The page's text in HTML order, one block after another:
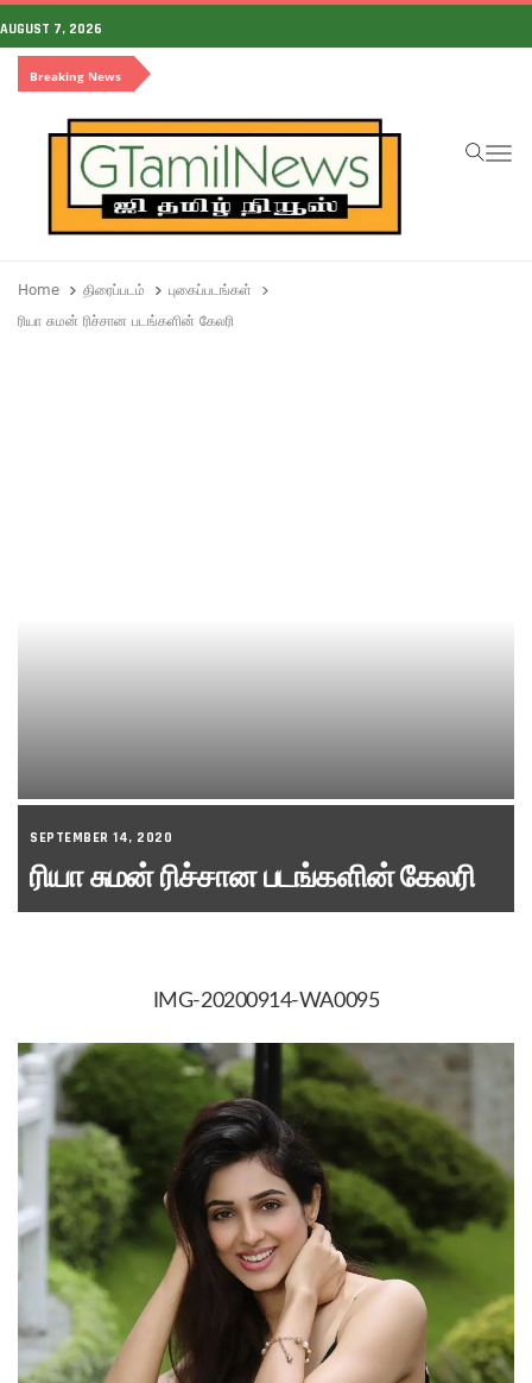
AUGUST 7, 2026
Breaking News
Home திரைப்படம்
புகைப்படங்கள்
ரியா சுமன் ரிச்சான படங்களின் கேலரி
SEPTEMBER 14, 2020
ரியா சுமன் ரிச்சான படங்களின் கேலரி
IMG-20200914-WA0095